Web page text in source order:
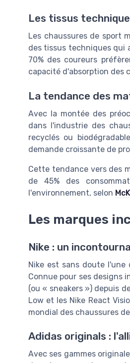
Les tissus
Les chaussures de sport
des tissus techniques qui
70% des coureurs
capacité d'absorption des
La tendance des
Avec la montée des
dans l'industrie des
recyclés ou
demande croissante de
Cette tendance vers des
de 45% des
l'environnement, selon
Les marques
Nike : un
Nike est sans doute l'une
Connue pour ses designs
(ou « sneakers ») depuis
Low et les Nike React
mondial des chaussures
Adidas originals :
Avec ses gammes